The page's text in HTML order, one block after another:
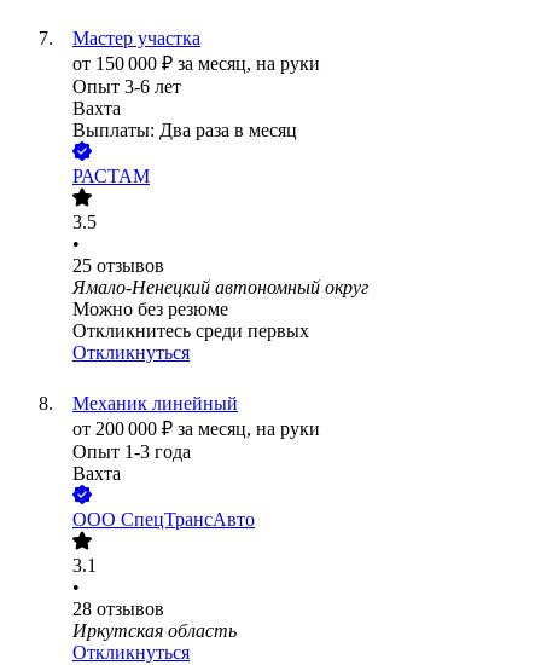
Мастер участка
от 150 000 ₽ за месяц, на руки
Опыт 3-6 лет
Вахта
Выплаты: Два раза в месяц
РАСТАМ
3.5
•
25 отзывов
Ямало-Ненецкий автономный округ
Можно без резюме
Откликнитесь среди первых
Откликнуться
Механик линейный
от 200 000 ₽ за месяц, на руки
Опыт 1-3 года
Вахта
ООО СпецТрансАвто
3.1
•
28 отзывов
Иркутская область
Откликнуться